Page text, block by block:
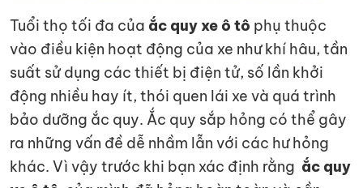
Tuổi thọ tối đa của ắc quy xe ô tô phụ thuộc
vào điều kiện hoạt động của xe như khí hâu, tần
suất sử dụng các thiết bị điện tử, số lần khởi
động nhiều hay ít, thói quen lái xe và quá trình
bảo dưỡng ắc quy. Ắc quy sắp hỏng có thể gây
ra những vấn đề dễ nhầm lẫn với các hư hỏng
khác. Vì vậy trước khi bạn xác định rằng ắc quy